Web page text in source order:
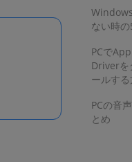
ない時
PCで
Driverを
ールす
PCの音
とめ